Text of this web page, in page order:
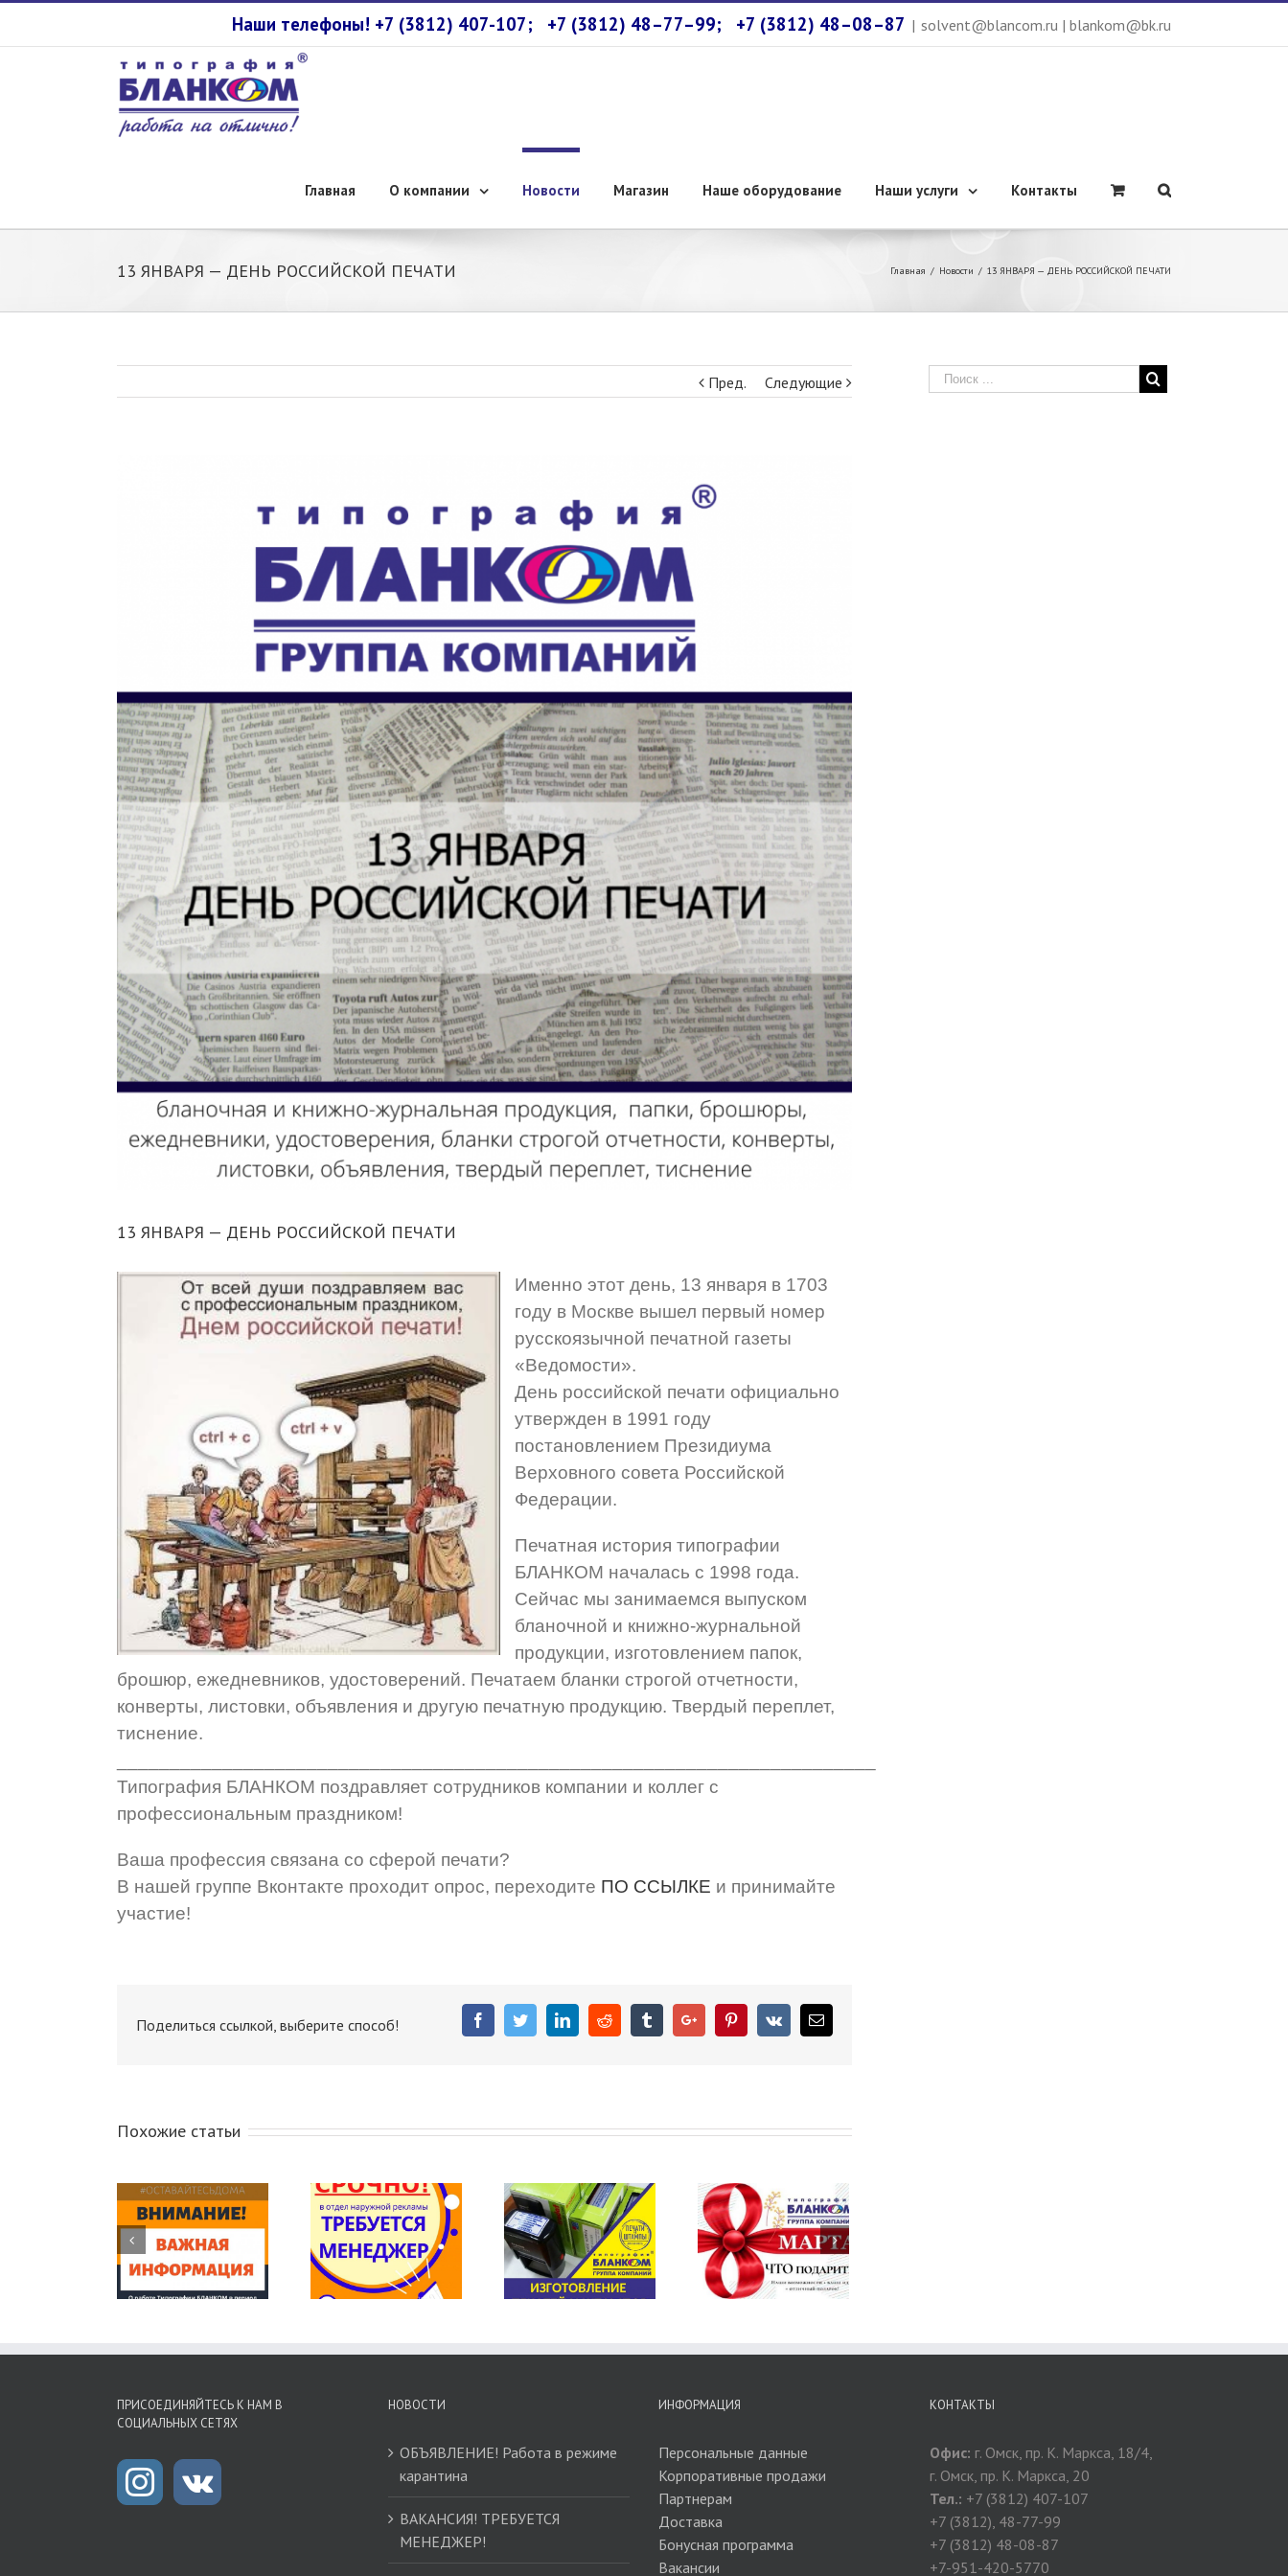
Наши телефоны! +7 (3812) 407-107; +7 (3812) 48–77–99; +7 (3812) 48–08–87 | solvent@blancom.ru | blankom@bk.ru
Главная О компании Новости Магазин Наше оборудование Наши услуги Контакты
13 ЯНВАРЯ — ДЕНЬ РОССИЙСКОЙ ПЕЧАТИ Главная / Новости / 13 ЯНВАРЯ — ДЕНЬ РОССИЙСКОЙ ПЕЧАТИ
Пред. Следующие
13 ЯНВАРЯ — ДЕНЬ РОССИЙСКОЙ ПЕЧАТИ
Именно этот день, 13 января в 1703
году в Москве вышел первый номер
русскоязычной печатной газеты
«Ведомости».
День российской печати официально
утвержден в 1991 году
постановлением Президиума
Верховного совета Российской
Федерации.
Печатная история типографии
БЛАНКОМ началась с 1998 года.
Сейчас мы занимаемся выпуском
бланочной и книжно-журнальной
продукции, изготовлением папок,
брошюр, ежедневников, удостоверений. Печатаем бланки строгой отчетности,
конверты, листовки, объявления и другую печатную продукцию. Твердый переплет,
тиснение.
Типография БЛАНКОМ поздравляет сотрудников компании и коллег с
профессиональным праздником!
Ваша профессия связана со сферой печати?
В нашей группе Вконтакте проходит опрос, переходите ПО ССЫЛКЕ и принимайте
участие!
Поделиться ссылкой, выберите способ! FacebookTwitterLinkedinReddit TumblrGoogle+ PinterestVk Email
Похожие статьи
ВАКАНСИЯ!
ТРЕБУЕТСЯ
МЕНЕДЖЕР!
ИЗГОТОВЛЕНИЕ
ПЕЧАТЕЙ И
ШТАМПОВ
ЛУЧШИЙ
ПОДАРОК ДЛЯ
ЖЕНЩИНЫ!
АРЕНДА
ПОМЕЩЕНИЯ В
ОМСКЕ
ПРИСОЕДИНЯЙТЕСЬ К НАМ В
СОЦИАЛЬНЫХ СЕТЯХ
НОВОСТИ
ОБЪЯВЛЕНИЕ! Работа в режиме
карантина
ВАКАНСИЯ! ТРЕБУЕТСЯ
МЕНЕДЖЕР!
ИНФОРМАЦИЯ
Персональные данные
Корпоративные продажи
Партнерам
Доставка
Бонусная программа
Вакансии
КОНТАКТЫ
Офис: г. Омск, пр. К. Маркса, 18/4,
г. Омск, пр. К. Маркса, 20
Тел.: +7 (3812) 407-107
+7 (3812), 48-77-99
+7 (3812) 48-08-87
+7-951-420-5770